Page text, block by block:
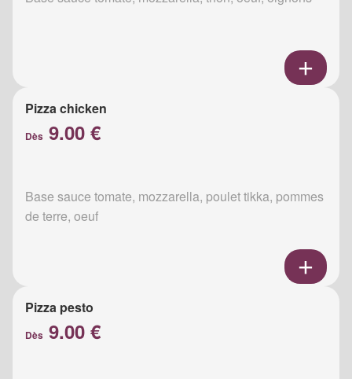
Pizza chicken
Dès 9.00 €
Base sauce tomate, mozzarella, poulet tikka, pommes
de terre, oeuf
Pizza pesto
Dès 9.00 €